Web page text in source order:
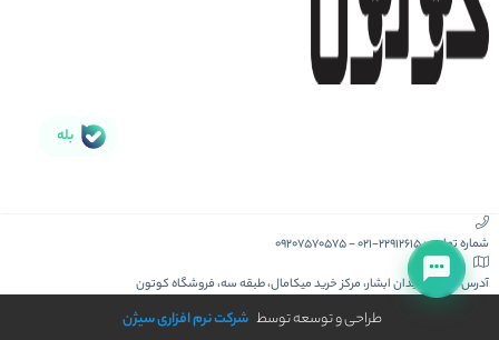
بله
شماره تماس :021-22912615
-
09207570575
آدرس :کیش، میدان ابشار، مرکز خرید میکامال، طبقه سه، فروشگاه کوتون
طراحی و توسعه توسط شرکت نرم افزاری سیژن